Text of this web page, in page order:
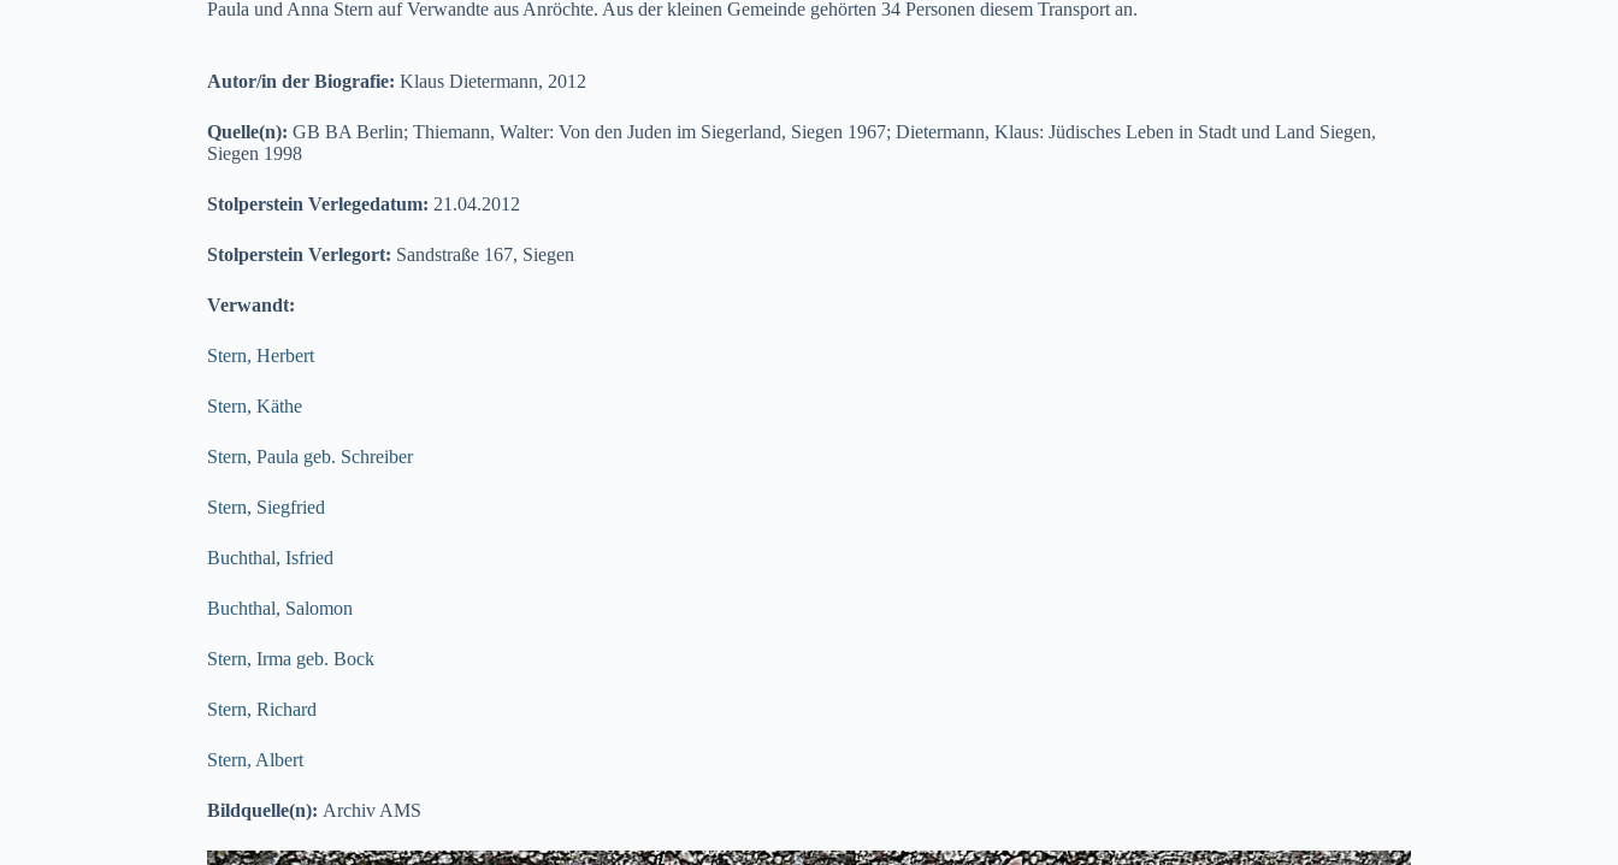
Paula und Anna Stern auf Verwandte aus Anröchte. Aus der kleinen Gemeinde gehörten 34 Personen diesem Transport an.
Autor/in der Biografie: Klaus Dietermann, 2012
Quelle(n): GB BA Berlin; Thiemann, Walter: Von den Juden im Siegerland, Siegen 1967; Dietermann, Klaus: Jüdisches Leben in Stadt und Land Siegen,
Siegen 1998
Stolperstein Verlegedatum: 21.04.2012
Stolperstein Verlegort: Sandstraße 167, Siegen
Verwandt:
Stern, Herbert
Stern, Käthe
Stern, Paula geb. Schreiber
Stern, Siegfried
Buchthal, Isfried
Buchthal, Salomon
Stern, Irma geb. Bock
Stern, Richard
Stern, Albert
Bildquelle(n): Archiv AMS